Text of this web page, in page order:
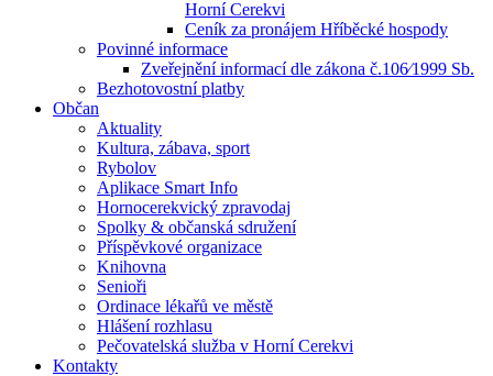
Horní Cerekvi
Ceník za pronájem Hříběcké hospody
Povinné informace
Zveřejnění informací dle zákona č.106⁄1999 Sb.
Bezhotovostní platby
Občan
Aktuality
Kultura, zábava, sport
Rybolov
Aplikace Smart Info
Hornocerekvický zpravodaj
Spolky & občanská sdružení
Příspěvkové organizace
Knihovna
Senioři
Ordinace lékařů ve městě
Hlášení rozhlasu
Pečovatelská služba v Horní Cerekvi
Kontakty